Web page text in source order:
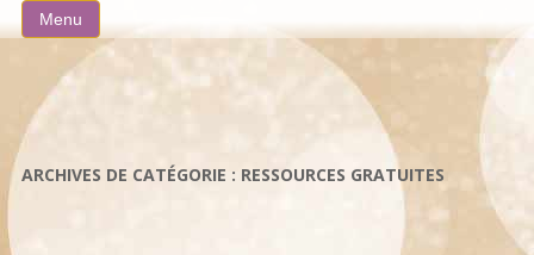
Menu
Aller
au
contenu
ARCHIVES DE CATÉGORIE : RESSOURCES GRATUITES